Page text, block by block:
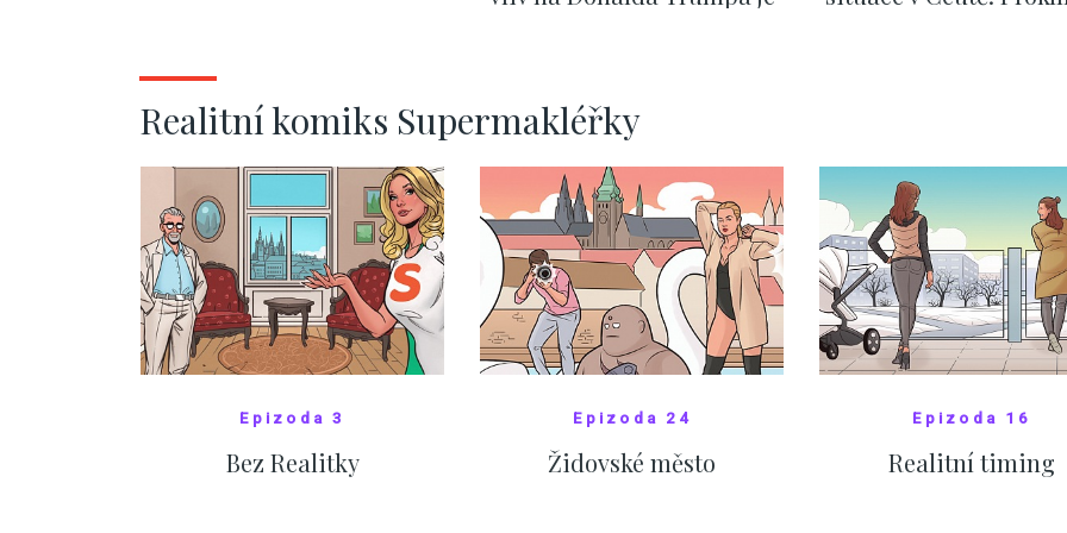
Realitní komiks Supermakléřky
Epizoda 3
Bez Realitky
Epizoda 24
Židovské město
Epizoda 16
Realitní timing